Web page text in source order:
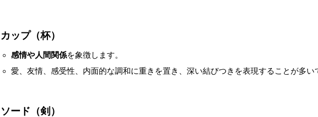
カップ（杯）
感情や人間関係を象徴します。
愛、友情、感受性、内面的な調和に重きを置き、深い結びつきを表現することが多い
ソード（剣）